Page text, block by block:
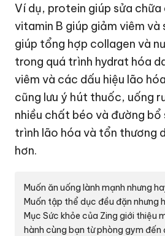
Ví dụ, protein giúp sửa chữa
vitamin B giúp giảm viêm
giúp tổng hợp collagen và
trong quá trình hydrat hóa
viêm và các dấu hiệu lão
cũng lưu ý hút thuốc, uống
nhiều chất béo và đường bổ
trình lão hóa và tổn thương
hơn.
Muốn ăn uống lành mạnh nhưng
Muốn tập thể dục đều đặn nhưng
Mục Sức khỏe của Zing giới thiệu
hành cùng bạn từ phòng gym đến